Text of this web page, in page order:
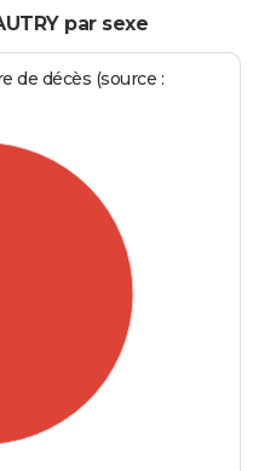
par sexe
de décès (source :